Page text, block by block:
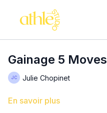
Gainage 5 Moves
Julie Chopinet
En savoir plus